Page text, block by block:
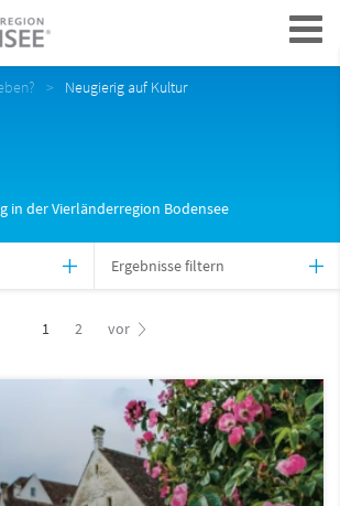
Navigation
Neugierig auf Kultur
in der Vierländerregion Bodensee
Ergebnisse filtern
1 2 vor